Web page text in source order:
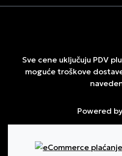
Sve cene uključuju PDV
moguće troškove
Powered